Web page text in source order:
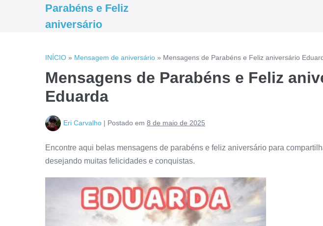
Parabéns e Feliz
aniversário
INÍCIO » Mensagem de aniversário » Mensagens de Parabéns e Feliz aniversário
Mensagens de Parabéns e Feliz
Eduarda
Eri Carvalho | Postado em 8 de maio de 2025
Encontre aqui belas mensagens de parabéns e feliz aniversário para
desejando muitas felicidades e conquistas.